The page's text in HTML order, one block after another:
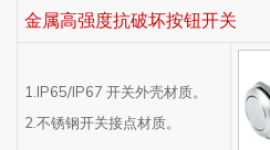
金属高强度抗破坏按钮开关
1.IP65/IP67 开关外壳材质。
2.不锈钢开关接点材质。